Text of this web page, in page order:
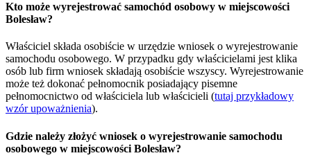
Kto może wyrejestrować samochód osobowy w miejscowości
Bolesław?
Właściciel składa osobiście w urzędzie wniosek o wyrejestrowanie
samochodu osobowego. W przypadku gdy właścicielami jest klika
osób lub firm wniosek składają osobiście wszyscy. Wyrejestrowanie
może też dokonać pełnomocnik posiadający pisemne
pełnomocnictwo od właściciela lub właścicieli (tutaj przykładowy
wzór upoważnienia).
Gdzie należy złożyć wniosek o wyrejestrowanie samochodu
osobowego w miejscowości Bolesław?